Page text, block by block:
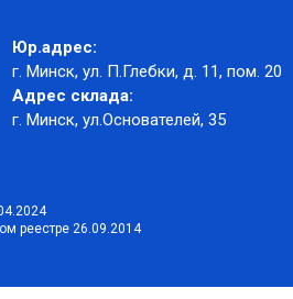
Юр.адрес:
г. Минск, ул. П.Глебки, д. 11, пом. 20
Адрес склада:
г. Минск, ул.Основателей, 35
реестре 26.09.2014